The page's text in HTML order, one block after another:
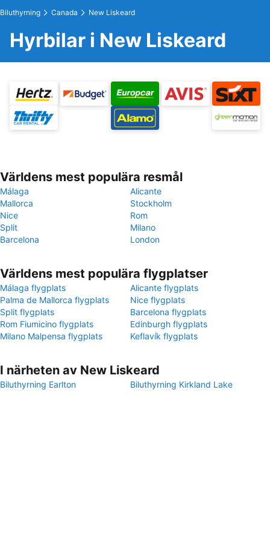
Biluthyrning Canada New Liskeard
Hyrbilar i New Liskeard
Världens mest populära resmål
Málaga
Alicante
Mallorca
Stockholm
Nice
Rom
Split
Milano
Barcelona
London
Världens mest populära flygplatser
Málaga flygplats
Alicante flygplats
Palma de Mallorca flygplats
Nice flygplats
Split flygplats
Barcelona flygplats
Rom Fiumicino flygplats
Edinburgh flygplats
Milano Malpensa flygplats
Keflavík flygplats
I närheten av New Liskeard
Biluthyrning Earlton Biluthyrning Kirkland Lake